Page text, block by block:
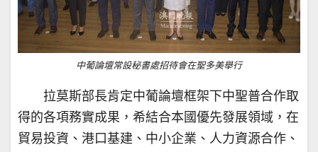
中葡論壇常設秘書處招待會在聖多美舉行
拉莫斯部長肯定中葡論壇框架下中聖普合作取
得的各項務實成果，希結合本國優先發展領域，在
貿易投資、港口基建、中小企業、人力資源合作、